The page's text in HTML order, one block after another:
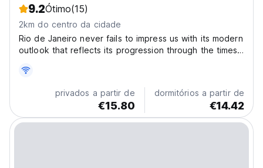
9.2Ótimo(15)
2km do centro da cidade
Rio de Janeiro never fails to impress us with its modern
outlook that reflects its progression through the times
private and shared rooms with free WiFi and a fully
equipped kitchen. Around us you will find...
privados a partir de
€15.80
dormitórios a partir de
€14.42